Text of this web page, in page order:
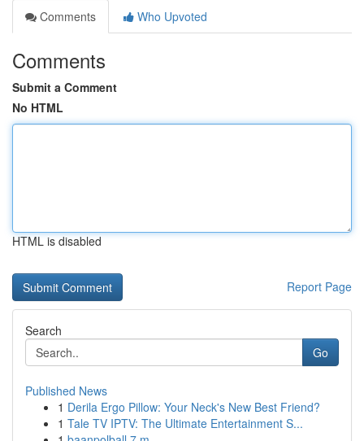
Comments
Who Upvoted
Comments
Submit a Comment
No HTML
HTML is disabled
Report Page
Search
Go
Published News
1 Derila Ergo Pillow: Your Neck's New Best Friend?
1 Tale TV IPTV: The Ultimate Entertainment S...